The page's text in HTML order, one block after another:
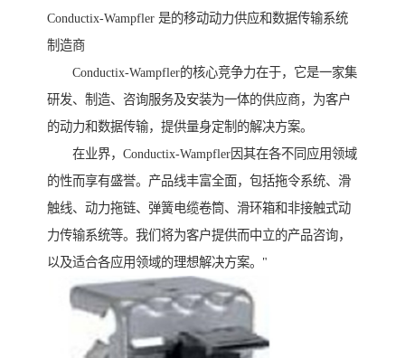
Conductix-Wampfler 是的移动动力供应和数据传输系统
制造商
Conductix-Wampfler的核心竞争力在于，它是一家集
研发、制造、咨询服务及安装为一体的供应商，为客户
的动力和数据传输，提供量身定制的解决方案。
在业界，Conductix-Wampfler因其在各不同应用领域
的性而享有盛誉。产品线丰富全面，包括拖令系统、滑
触线、动力拖链、弹簧电缆卷筒、滑环箱和非接触式动
力传输系统等。我们将为客户提供而中立的产品咨询，
以及适合各应用领域的理想解决方案。"